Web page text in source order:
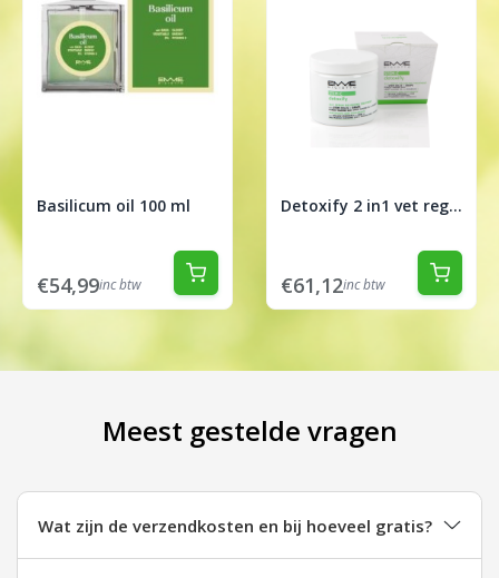
Basilicum oil 100 ml
€54,99inc btw
Detoxify 2 in1 vet regulerende treatment 200ml
€61,12inc btw
Meest gestelde vragen
Wat zijn de verzendkosten en bij hoeveel gratis?